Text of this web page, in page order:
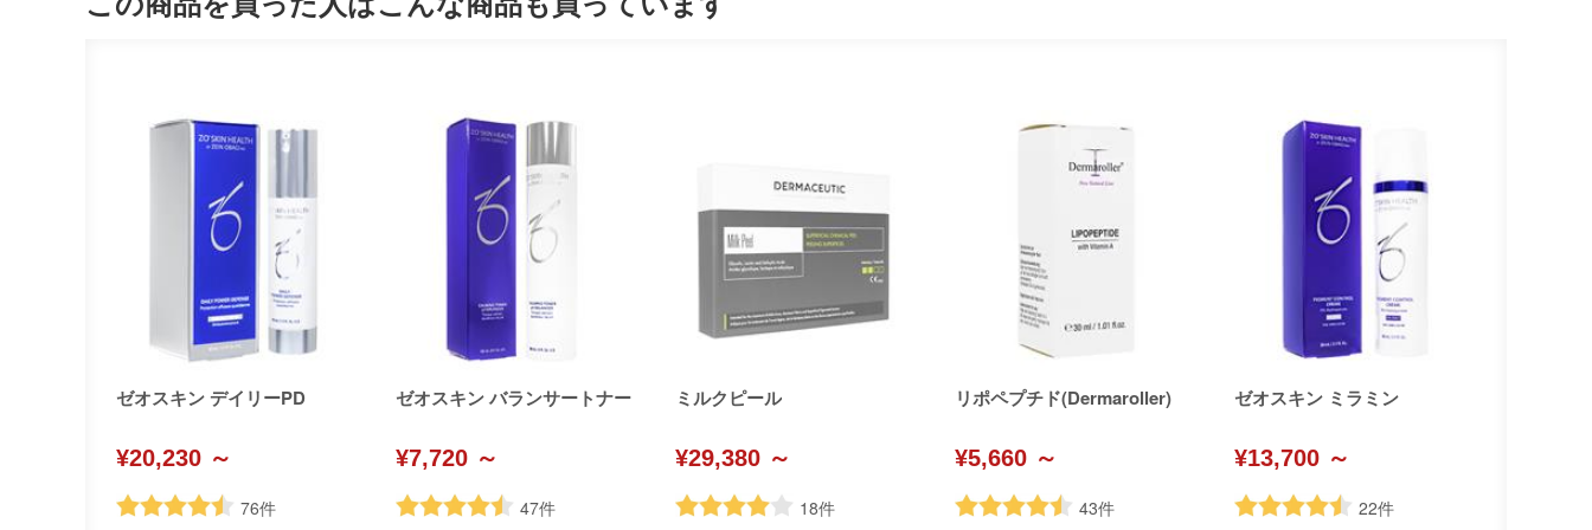
ゼオスキン デイリーPD
¥20,230 ～
76件
ゼオスキン バランサートナー
¥7,720 ～
47件
ミルクピール
¥29,380 ～
18件
リポペプチド(Dermaroller)
¥5,660 ～
43件
ゼオスキン ミラミン
¥13,700 ～
22件